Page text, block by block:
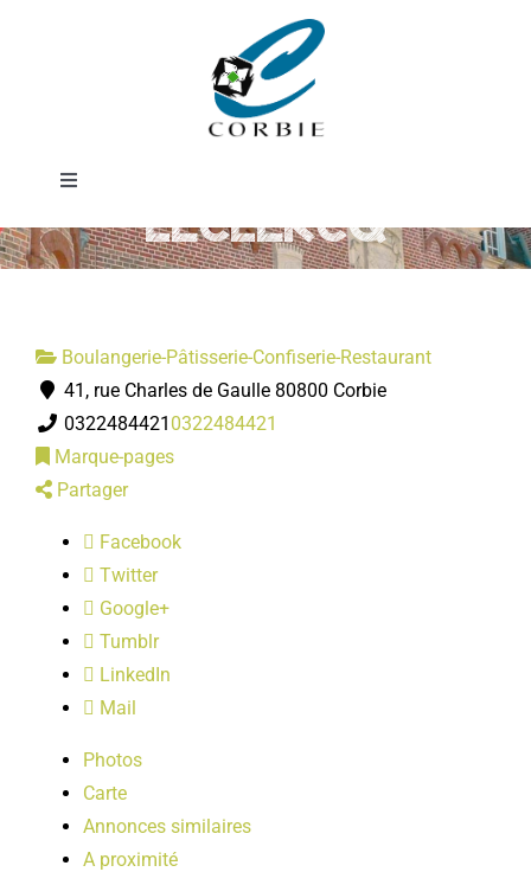
Toggle
Mairie
SERVICES MUNICIPAUX
PRATIQUE
LOISIRS
PUBLICATIONS
Boulangerie
Pâtisserie
LECLERCQ
Boulangerie-Pâtisserie-Confiserie-Restaurant
41, rue Charles de Gaulle 80800 Corbie
0322484421 0322484421
Marque-pages
Partager
Facebook
Twitter
Google+
Tumblr
LinkedIn
Mail
Photos
Carte
Annonces similaires
A proximité